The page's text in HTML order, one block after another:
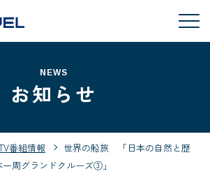
NEWS
お知らせ
番組情報
世界の船旅 「日本の自然と歴
周グランドクルーズ③」